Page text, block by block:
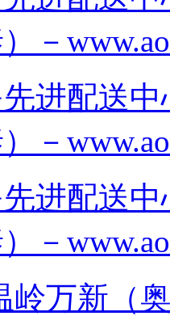
－
进配送
－
进配送
－
万新（